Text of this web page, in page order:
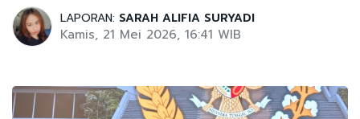
LAPORAN: SARAH ALIFIA SURYADI
Kamis, 21 Mei 2026, 16:41 WIB